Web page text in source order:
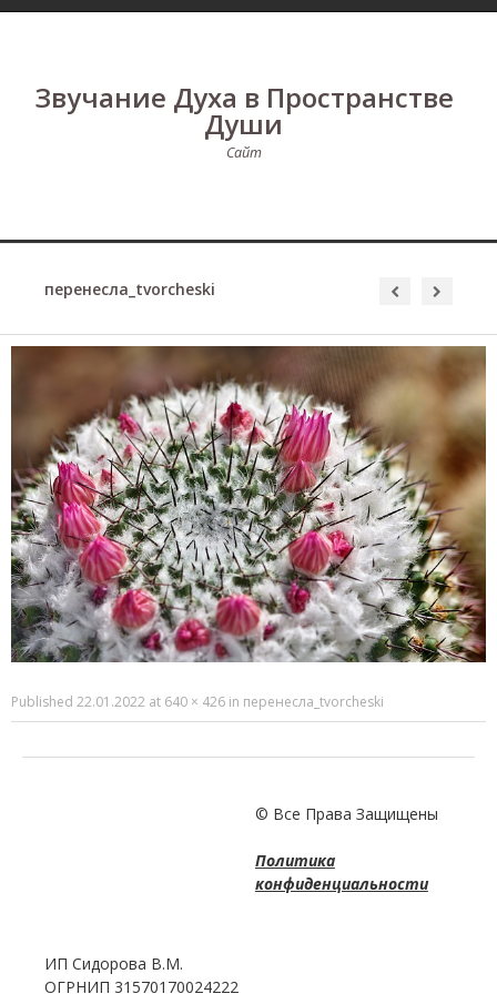
Звучание Духа в Пространстве
Души
Сайт
перенесла_tvorcheski
Published 22.01.2022 at 640 × 426 in перенесла_tvorcheski
© Все Права Защищены
Политика
конфиденциальности
ИП Сидорова В.М.
ОГРНИП 31570170024222